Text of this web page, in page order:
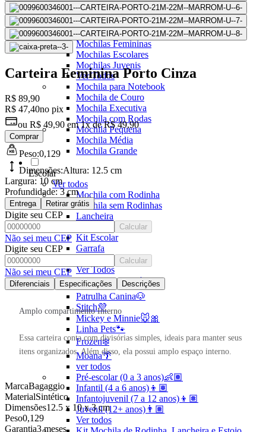
Mochilas
Ver todos
Mochilas Masculinas
Mochilas Femininas
Mochilas Escolares
Mochilas Juvenis
Ver Todos
Mochila para Notebook
Mochila de Couro
Mochila Executiva
Mochila com Rodas
Mochila Pequena
Mochila Média
Mochila Grande
Escolar
Ver todos
Mochila com Rodinha
Mochila sem Rodinhas
Lancheira
Kit Escolar
Garrafa
Ver Todos
Homem Aranha🕸️
Patrulha Canina🐶
Stitch💜
Mickey e Minnie🐭🎀
Linha Pets🐾
Frozen❄️
Moana🌴
ver todos
Pré-escolar (0 a 3 anos)👶🏽
Infantil (4 a 6 anos)👦🏽
Infantojuvenil (7 a 12 anos)👦🏽
Juvenil (12+ anos)👨🏽
Ver todos
Carteira Feminina Porto Cinza
R$ 89,90
R$ 47,40no pix
ou R$ 49,90 em1x de R$ 49,90
Comprar
Peso:0,129
Dimensões:Altura: 12.5 cm
Largura: 10 cm
Profundidade: 3 cm
Entrega Retirar grátis
Digite seu CEP
Calcular
Não sei meu CEP
Digite seu CEP
Calcular
Não sei meu CEP
Diferenciais Especificações Descrições
Amplo compartimento Interno
Essa carteira conta com divisórias simples, ideais para manter seus
itens organizados. Além disso, ela possui amplo espaço interno.
MarcaBagaggio
MaterialSintético
Dimensões12.5 x 10 x 3 cm
Peso0,129
Garantia3 meses